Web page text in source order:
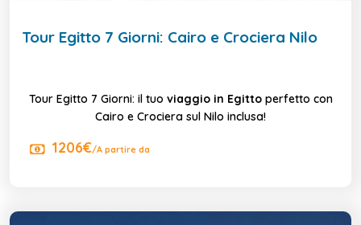
Tour Egitto 7 Giorni: Cairo e Crociera Nilo
Tour Egitto 7 Giorni: il tuo viaggio in Egittoperfetto con
Cairo e Crociera sul Nilo inclusa!
1206€/A partire da